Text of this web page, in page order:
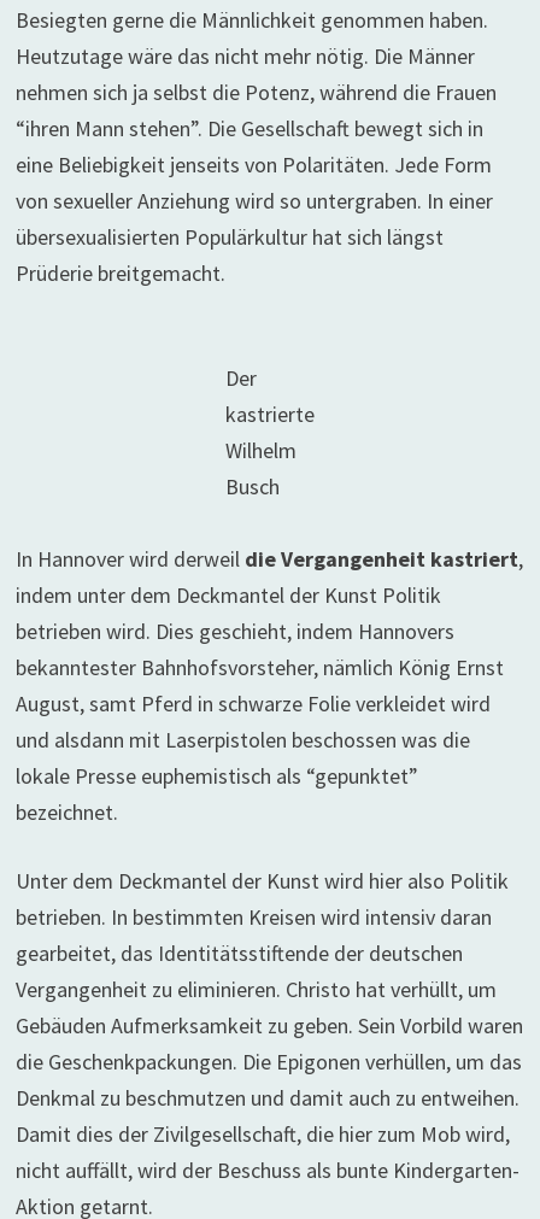
Besiegten gerne die Männlichkeit genommen haben.
Heutzutage wäre das nicht mehr nötig. Die Männer
nehmen sich ja selbst die Potenz, während die Frauen
“ihren Mann stehen”. Die Gesellschaft bewegt sich in
eine Beliebigkeit jenseits von Polaritäten. Jede Form
von sexueller Anziehung wird so untergraben. In einer
übersexualisierten Populärkultur hat sich längst
Prüderie breitgemacht.
Der
kastrierte
Wilhelm
Busch
In Hannover wird derweil die Vergangenheit kastriert,
indem unter dem Deckmantel der Kunst Politik
betrieben wird. Dies geschieht, indem Hannovers
bekanntester Bahnhofsvorsteher, nämlich König Ernst
August, samt Pferd in schwarze Folie verkleidet wird
und alsdann mit Laserpistolen beschossen was die
lokale Presse euphemistisch als “gepunktet”
bezeichnet.
Unter dem Deckmantel der Kunst wird hier also Politik
betrieben. In bestimmten Kreisen wird intensiv daran
gearbeitet, das Identitätsstiftende der deutschen
Vergangenheit zu eliminieren. Christo hat verhüllt, um
Gebäuden Aufmerksamkeit zu geben. Sein Vorbild waren
die Geschenkpackungen. Die Epigonen verhüllen, um das
Denkmal zu beschmutzen und damit auch zu entweihen.
Damit dies der Zivilgesellschaft, die hier zum Mob wird,
nicht auffällt, wird der Beschuss als bunte Kindergarten-
Aktion getarnt.